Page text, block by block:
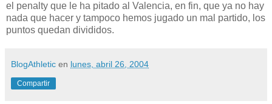
el penalty que le ha pitado al Valencia, en fin, que ya no hay
nada que hacer y tampoco hemos jugado un mal partido, los
puntos quedan divididos.
BlogAthletic en lunes, abril 26, 2004
Compartir